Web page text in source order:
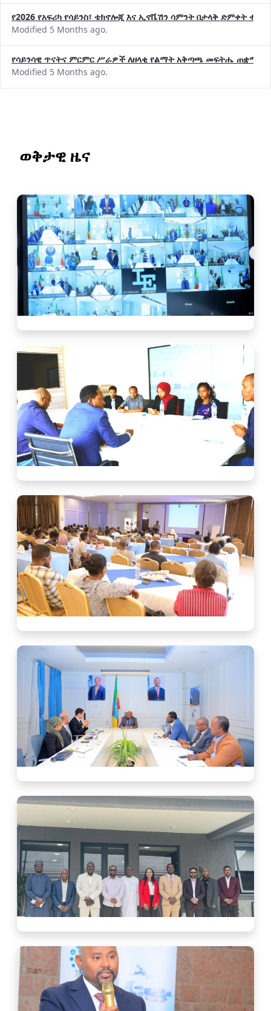
የ2026 የአፍሪካ የሳይንስ፣ ቴክኖሎጂ እና ኢኖቬሽን ሳምንት በታላቅ ድምቀት
Modified 5 Months ago.
የሳይንሳዊ ጥናትና ምርምር ሥራዎች ለዘላቂ የልማት አቅጣጫ መፍትሔ ጠቋሚ
Modified 5 Months ago.
ወቅታዊ ዜና